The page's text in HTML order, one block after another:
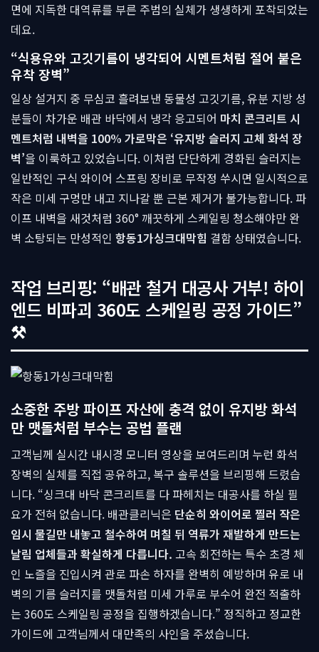
면에 지독한 대역류를 부른 주범의 실체가 생생하게 포착되었는
데요.
“식용유와 고깃기름이 냉각되어 시멘트처럼 절어 붙은
유착 장벽”
일상 설거지 중 무심코 흘려보낸 동물성 고깃기름, 유분 지방 성
분들이 차가운 배관 바닥에서 냉각 응고되어 마치 콘크리트 시
멘트처럼 내벽을 100% 가로막은 ‘유지방 슬러지 고체 화석 장
벽’을 이룩하고 있었습니다. 이처럼 단단하게 경화된 슬러지는
일반적인 구식 와이어 스프링 장비로 무작정 쑤시면 일시적으로
작은 미세 구멍만 내고 지나갈 뿐 근본 제거가 불가능합니다. 파
이프 내벽을 새것처럼 360° 깨끗하게 스케일링 청소해야만 완
벽 소탕되는 만성적인 항동1가싱크대막힘 결함 상태였습니다.
작업 브리핑: “배관 철거 대공사 거부! 하이
엔드 비파괴 360도 스케일링 공정 가이드”
⚒
소중한 주방 파이프 자산에 충격 없이 유지방 화석
만 맷돌처럼 부수는 공법 플랜
고객님께 실시간 내시경 모니터 영상을 보여드리며 누런 화석
장벽의 실체를 직접 공유하고, 복구 솔루션을 브리핑해 드렸습
니다. “싱크대 바닥 콘크리트를 다 파헤치는 대공사를 하실 필
요가 전혀 없습니다. 배관클리닉은 단순히 와이어로 찔러 작은
임시 물길만 내놓고 철수하여 며칠 뒤 역류가 재발하게 만드는
날림 업체들과 확실하게 다릅니다. 고속 회전하는 특수 초경 체
인 노즐을 진입시켜 관로 파손 하자를 완벽히 예방하며 유로 내
벽의 기름 슬러지를 맷돌처럼 미세 가루로 부수어 완전 적출하
는 360도 스케일링 공정을 집행하겠습니다.” 정직하고 정교한
가이드에 고객님께서 대만족의 사인을 주셨습니다.